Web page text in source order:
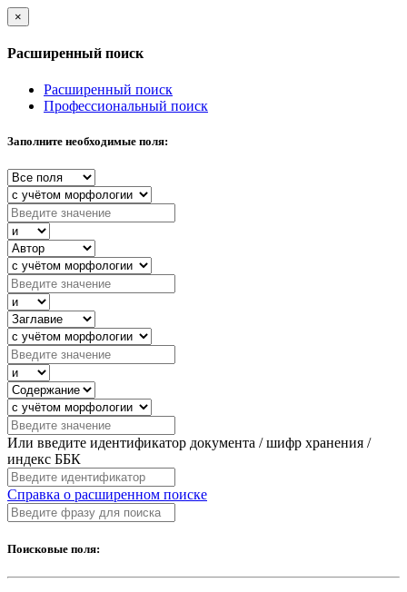
×
Расширенный поиск
Расширенный поиск
Профессиональный поиск
Заполните необходимые поля:
Или введите идентификатор документа / шифр хранения /
индекс ББК
Справка о расширенном поиске
Поисковые поля: